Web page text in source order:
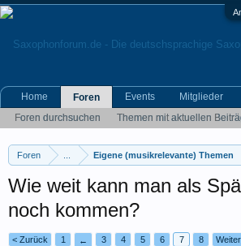
Foren Eigene (musikrelevante) Themen
Wie weit kann man als
noch kommen?
< Zurück 1 ← 3 4 5 6 7 8
Home
Foren
Foren durchsuchen
Themen mit aktuellen
Events Mitglieder